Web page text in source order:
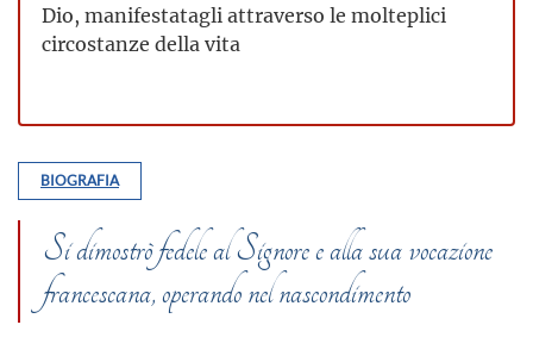
Dio, manifestatagli attraverso le molteplici
circostanze della vita
BIOGRAFIA
Si dimostrò fedele al Signore e alla sua vocazione
francescana, operando nel nascondimento